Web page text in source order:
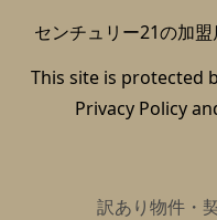
センチュリー21の加盟
This site is protected
Privacy Policy
訳あり物件・